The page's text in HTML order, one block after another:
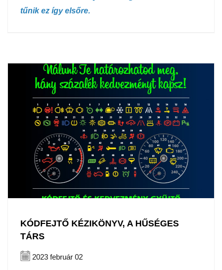
tűnik ez így elsőre.
KÓDFEJTŐ KÉZIKÖNYV, A HŰSÉGES
TÁRS
2023 február 02